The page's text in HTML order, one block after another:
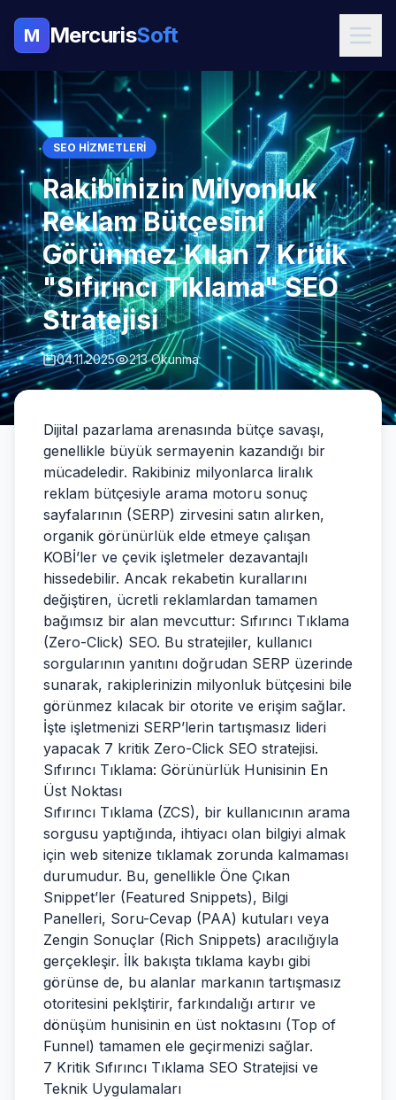
M MercurisSoft
SEO HIZMETLERI
Rakibinizin Milyonluk
Reklam Bütçesini
Görünmez Kılan 7 Kritik
"Sıfırıncı Tıklama" SEO
Stratejisi
04.11.2025 213 Okunma
Dijital pazarlama arenasında bütçe savaşı,
genellikle büyük sermayenin kazandığı bir
mücadeledir. Rakibiniz milyonlarca liralık
reklam bütçesiyle arama motoru sonuç
sayfalarının (SERP) zirvesini satın alırken,
organik görünürlük elde etmeye çalışan
KOBİ’ler ve çevik işletmeler dezavantajlı
hissedebilir. Ancak rekabetin kurallarını
değiştiren, ücretli reklamlardan tamamen
bağımsız bir alan mevcuttur: Sıfırıncı Tıklama
(Zero-Click) SEO. Bu stratejiler, kullanıcı
sorgularının yanıtını doğrudan SERP üzerinde
sunarak, rakiplerinizin milyonluk bütçesini bile
görünmez kılacak bir otorite ve erişim sağlar.
İşte işletmenizi SERP’lerin tartışmasız lideri
yapacak 7 kritik Zero-Click SEO stratejisi.
Sıfırıncı Tıklama: Görünürlük Hunisinin En
Üst Noktası
Sıfırıncı Tıklama (ZCS), bir kullanıcının arama
sorgusu yaptığında, ihtiyacı olan bilgiyi almak
için web sitenize tıklamak zorunda kalmaması
durumudur. Bu, genellikle Öne Çıkan
Snippet’ler (Featured Snippets), Bilgi
Panelleri, Soru-Cevap (PAA) kutuları veya
Zengin Sonuçlar (Rich Snippets) aracılığıyla
gerçekleşir. İlk bakışta tıklama kaybı gibi
görünse de, bu alanlar markanın tartışmasız
otoritesini peklştirir, farkındalığı artırır ve
dönüşüm hunisinin en üst noktasını (Top of
Funnel) tamamen ele geçirmenizi sağlar.
7 Kritik Sıfırıncı Tıklama SEO Stratejisi ve
Teknik Uygulamaları